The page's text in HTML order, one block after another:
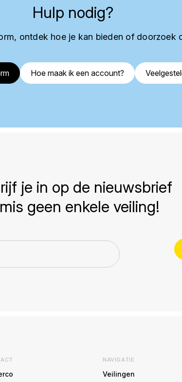
Hulp nodig?
ontdek hoe je kan bieden of doorzoek
Hoe maak ik een account?
je in op de nieuwsbrief
geen enkele veiling!
NAVIGATIE
Veilingen